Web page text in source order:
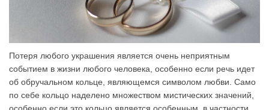
Потеря любого украшения является очень неприятным
событием в жизни любого человека, особенно если речь идет
об обручальном кольце, являющемся символом любви. Само
по себе кольцо наделено множеством мистических значений,